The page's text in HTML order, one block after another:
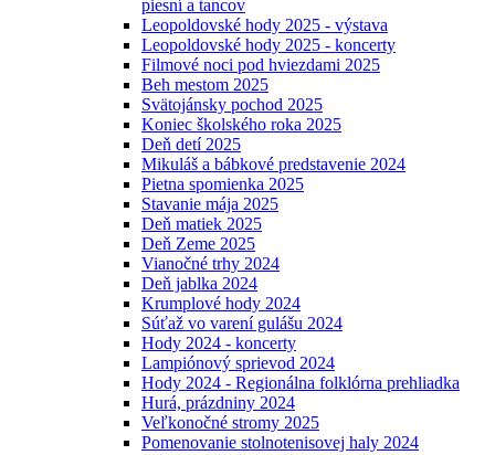
piesní a tancov
Leopoldovské hody 2025 - výstava
Leopoldovské hody 2025 - koncerty
Filmové noci pod hviezdami 2025
Beh mestom 2025
Svätojánsky pochod 2025
Koniec školského roka 2025
Deň detí 2025
Mikuláš a bábkové predstavenie 2024
Pietna spomienka 2025
Stavanie mája 2025
Deň matiek 2025
Deň Zeme 2025
Vianočné trhy 2024
Deň jablka 2024
Krumplové hody 2024
Súťaž vo varení gulášu 2024
Hody 2024 - koncerty
Lampiónový sprievod 2024
Hody 2024 - Regionálna folklórna prehliadka
Hurá, prázdniny 2024
Veľkonočné stromy 2025
Pomenovanie stolnotenisovej haly 2024